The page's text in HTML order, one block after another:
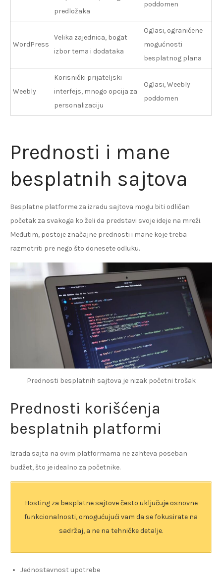
predložaka
poddomen
WordPress
Velika zajednica, bogat
izbor tema i dodataka
Oglasi, ograničene
mogućnosti
besplatnog plana
Weebly
Korisnički prijateljski
interfejs, mnogo opcija za
personalizaciju
Oglasi, Weebly
poddomen
Prednosti i mane
besplatnih sajtova
Besplatne platforme za izradu sajtova mogu biti odličan
početak za svakoga ko želi da predstavi svoje ideje na mreži.
Međutim, postoje značajne prednosti i mane koje treba
razmotriti pre nego što donesete odluku.
Prednosti besplatnih sajtova je nizak početni trošak
Prednosti korišćenja
besplatnih platformi
Izrada sajta na ovim platformama ne zahteva poseban
budžet, što je idealno za početnike.
Hosting za besplatne sajtove često uključuje osnovne
funkcionalnosti, omogućujući vam da se fokusirate na
sadržaj, a ne na tehničke detalje.
Jednostavnost upotrebe